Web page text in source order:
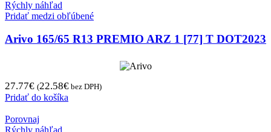
Rýchly náhľad
Pridať medzi obľúbené
Arivo 165/65 R13 PREMIO ARZ 1 [77] T DOT2023
27.77€ (22.58€ bez DPH)
Pridať do košíka
Porovnaj